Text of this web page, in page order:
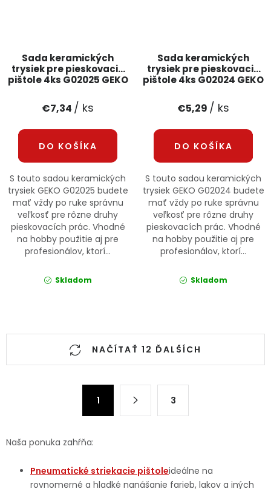
Sada keramických
trysiek pre pieskovacie
pištole 4ks G02025 GEKO
€7,34 / ks
DO KOŠÍKA
S touto sadou keramických
trysiek GEKO G02025 budete
mať vždy po ruke správnu
veľkosť pre rôzne druhy
pieskovacích prác. Vhodné
na hobby použitie aj pre
profesionálov, ktorí...
Skladom
Sada keramických
trysiek pre pieskovacie
pištole 4ks G02024 GEKO
€5,29 / ks
DO KOŠÍKA
S touto sadou keramických
trysiek GEKO G02024 budete
mať vždy po ruke správnu
veľkosť pre rôzne druhy
pieskovacích prác. Vhodné
na hobby použitie aj pre
profesionálov, ktorí...
Skladom
Ovládacie prvky výpisuNAČÍTAŤ 12 ĎALŠÍCH
1 3
Naša ponuka zahŕňa:
Pneumatické striekacie pištoleideálne na
rovnomerné a hladké nanášanie farieb, lakov a iných